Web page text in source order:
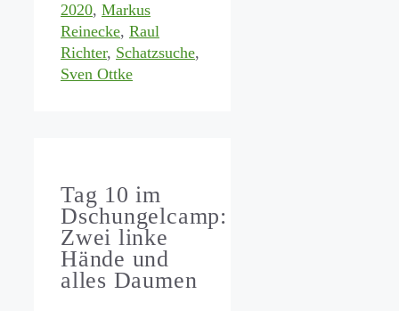
2020, Markus
Reinecke, Raul
Richter, Schatzsuche,
Sven Ottke
Tag 10 im
Dschungelcamp:
Zwei linke
Hände und
alles Daumen